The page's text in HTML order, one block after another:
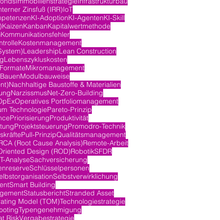
Zinsfuß (IRR)IoT
KI-AdoptionKI-AgentenKI-Skill
KaizenKanbanKapitalwertmethode
Kommunikationsfehler
Kostenmanagement
LeadershipLean Construction
Lebenszykluskosten
Mikromanagement
Modulbauweise
Nachhaltige Baustoffe & Materialien
NarzissmusNet-Zero-Building
Operatives Portfoliomanagement
TechnologiePareto-Prinzip
PriorisierungProduktivität
ProjektsteuerungPromodro-Technik
Pull-PrinzipQualitätsmanagement
(Root Cause Analysis)Remote-Arbeit
Design (ROD)RobotikSFDR
AnalyseSachversicherung
Schlüsselpersonen
Selbstverwirklichung
Smart Building
StatusberichtStranded Asset
Model (TOM)Technologiestrategie
Typengenehmigung
RiskVergabestrategie